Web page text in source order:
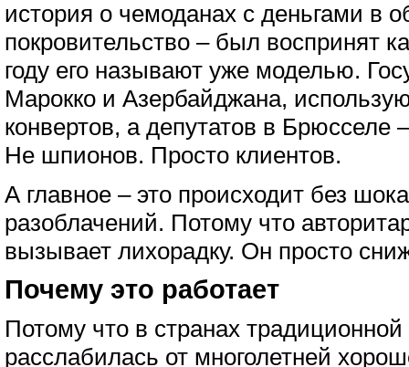
история о чемоданах с деньгами в
покровительство – был воспринят
году его называют уже моделью.
Марокко и Азербайджана,
конвертов, а депутатов в Брюсселе
Не шпионов. Просто клиентов.
А главное – это происходит без
разоблачений. Потому что
вызывает лихорадку. Он просто
Почему это работает
Потому что в странах
расслабилась от многолетней